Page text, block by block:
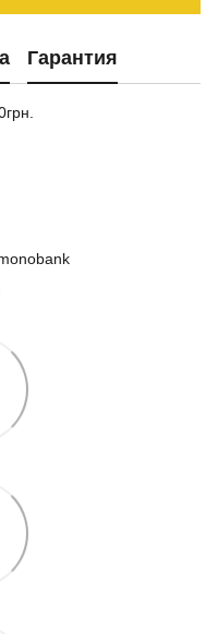
Гарантия